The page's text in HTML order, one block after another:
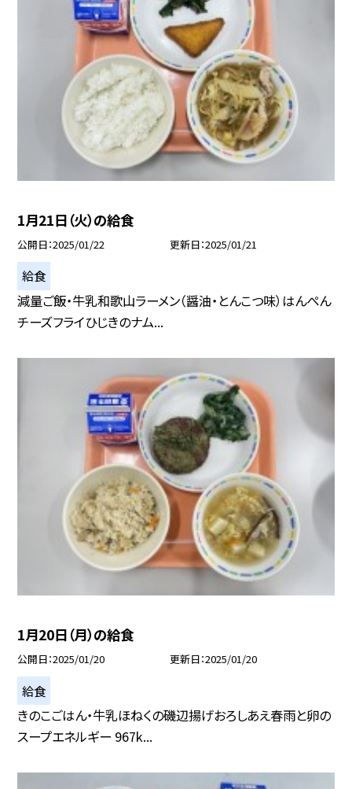
1月21日（火）の給食
公開日 2025/01/22 更新日 2025/01/21
給食
減量ご飯・牛乳和歌山ラーメン（醤油・とんこつ味）はんぺん
チーズフライひじきのナム...
1月20日（月）の給食
公開日 2025/01/20 更新日 2025/01/20
給食
きのこごはん・牛乳ほねくの磯辺揚げおろしあえ春雨と卵の
スープエネルギー 967k...